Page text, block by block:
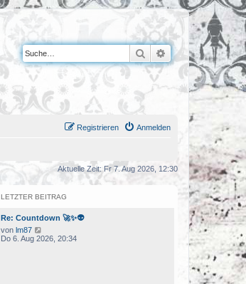
Suche Erweiterte Suche
Anmelden
Registrieren
Aktuelle Zeit: Fr 7. Aug 2026, 12:30
LETZTER BEITRAG
Re: Countdown 🚀✨👽
von lm87
e
Do 6. Aug 2026, 20:34